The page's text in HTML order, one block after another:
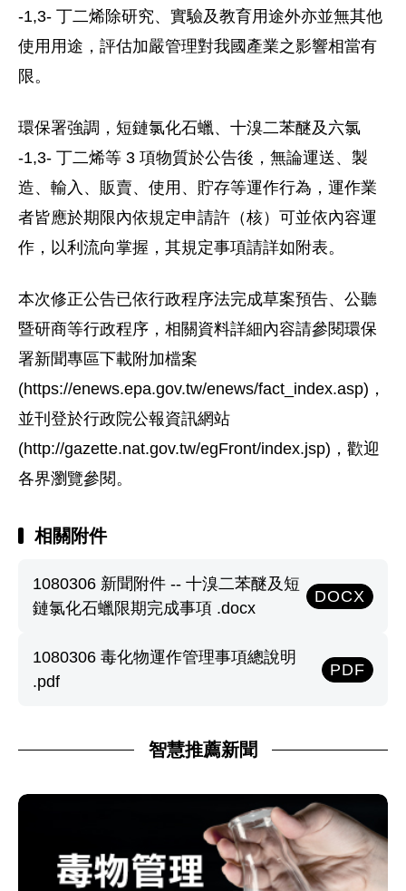
-1,3- 丁二烯除研究、實驗及教育用途外亦並無其他
使用用途，評估加嚴管理對我國產業之影響相當有
限。
環保署強調，短鏈氯化石蠟、十溴二苯醚及六氯
-1,3- 丁二烯等 3 項物質於公告後，無論運送、製
造、輸入、販賣、使用、貯存等運作行為，運作業
者皆應於期限內依規定申請許（核）可並依內容運
作，以利流向掌握，其規定事項請詳如附表。
本次修正公告已依行政程序法完成草案預告、公聽
暨研商等行政程序，相關資料詳細內容請參閱環保
署新聞專區下載附加檔案
(https://enews.epa.gov.tw/enews/fact_index.asp)，
並刊登於行政院公報資訊網站
(http://gazette.nat.gov.tw/egFront/index.jsp)，歡迎
各界瀏覽參閱。
相關附件
1080306 新聞附件 -- 十溴二苯醚及短
鏈氯化石蠟限期完成事項 .docx
DOCX
1080306 毒化物運作管理事項總說明
.pdf
PDF
智慧推薦新聞